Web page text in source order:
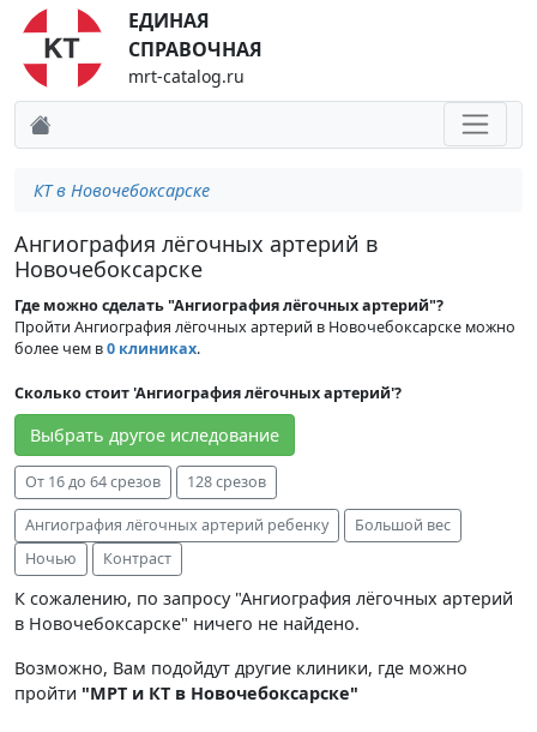
ЕДИНАЯ
СПРАВОЧНАЯ
mrt-catalog.ru
КТ в Новочебоксарске
Ангиография лёгочных артерий в
Новочебоксарске
Где можно сделать "Ангиография лёгочных артерий"?
Пройти Ангиография лёгочных артерий в Новочебоксарске можно
более чем в0 клиниках.
Сколько стоит 'Ангиография лёгочных артерий'?
Выбрать другое иследование
От 16 до 64 срезов 128 срезов
Ангиография лёгочных артерий ребенку
Большой вес
Ночью
Контраст
К сожалению, по запросу "Ангиография лёгочных артерий
в Новочебоксарске" ничего не найдено.
Возможно, Вам подойдут другие клиники, где можно
пройти "МРТ и КТ в Новочебоксарске"